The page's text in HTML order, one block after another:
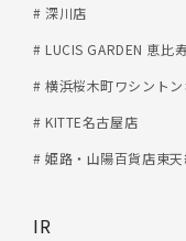
# 深川店
# LUCIS GARDEN 恵比
# 横浜桜木町ワシント
# KITTE名古屋店
# 姫路・山陽百貨店東
IR